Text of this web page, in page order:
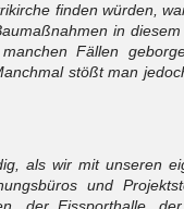
finden würden,
in
Fällen
stößt man
als wir mit unseren
und